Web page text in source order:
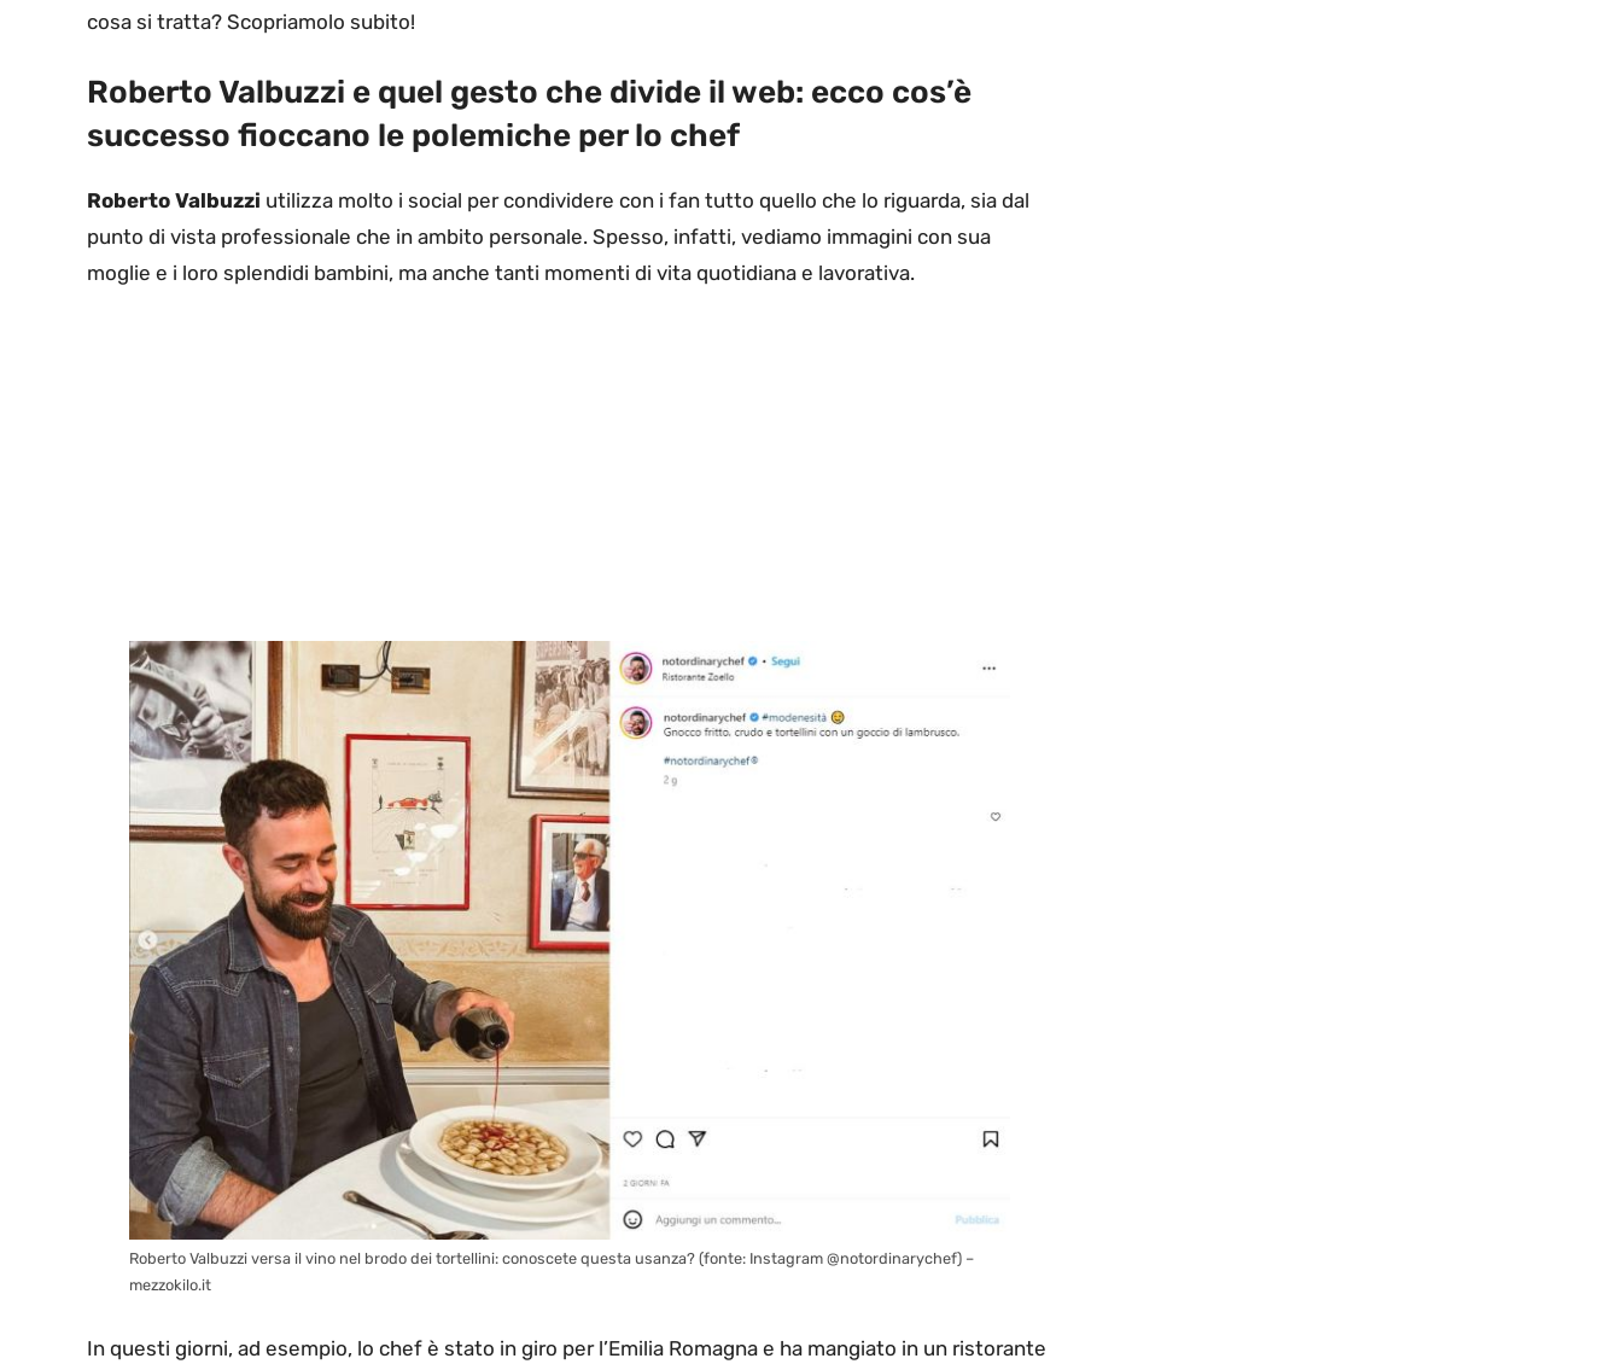
cosa si tratta? Scopriamolo subito!
Roberto Valbuzzi e quel gesto che divide il web: ecco cos’è
successo fioccano le polemiche per lo chef
Roberto Valbuzzi utilizza molto i social per condividere con i fan tutto quello che lo riguarda, sia dal
punto di vista professionale che in ambito personale. Spesso, infatti, vediamo immagini con sua
moglie e i loro splendidi bambini, ma anche tanti momenti di vita quotidiana e lavorativa.
Roberto Valbuzzi versa il vino nel brodo dei tortellini: conoscete questa usanza? (fonte: Instagram @notordinarychef) –
mezzokilo.it
In questi giorni, ad esempio, lo chef è stato in giro per l’Emilia Romagna e ha mangiato in un ristorante